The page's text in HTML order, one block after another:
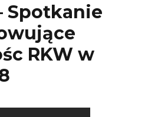
Spotkanie
RKW w